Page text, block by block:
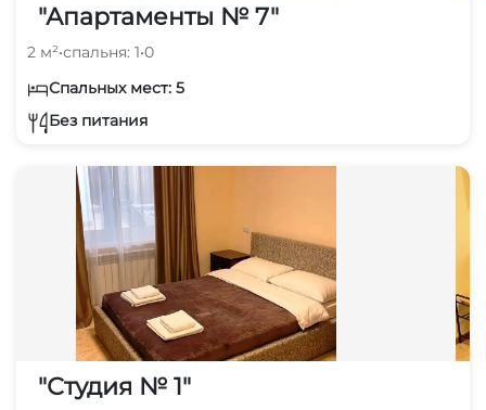
"Апартаменты № 7"
2 м²•спальня: 1•0
Спальных мест: 5
Без питания
"Студия № 1"